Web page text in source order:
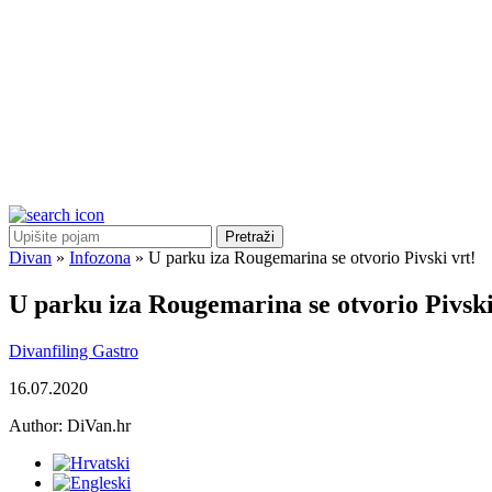
Pretraži
Divan » Infozona » U parku iza Rougemarina se otvorio Pivski vrt!
U parku iza Rougemarina se otvorio
Divanfiling Gastro
16.07.2020
Author: DiVan.hr